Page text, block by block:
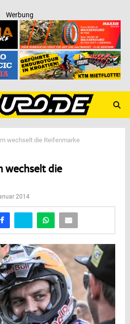
Werbung
wechselt die Reifenmarke
wechselt die
2014